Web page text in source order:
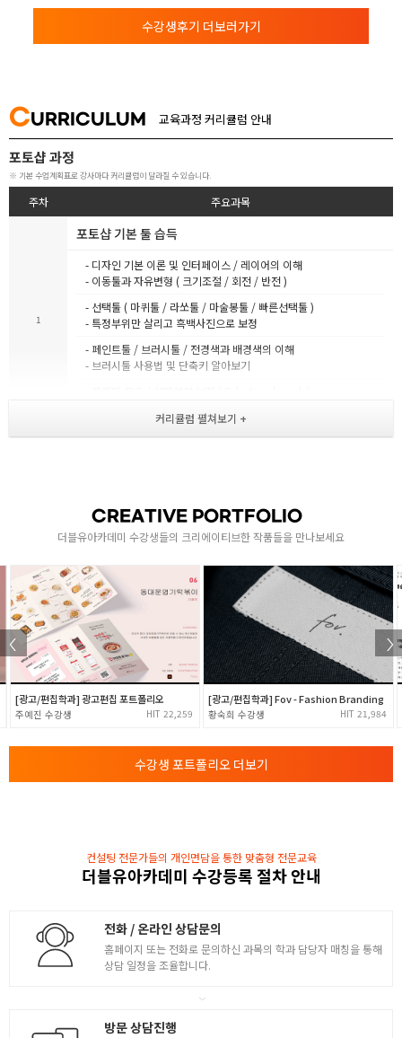
수강생후기 더보러가기
CURRICULUM 교육과정 커리큘럼 안내
포토샵 과정
※ 기본 수업계획표로 강사마다 커리큘럼이 달라질 수 있습니다.
주차 주요과목
1
포토샵 기본 툴 습득
- 디자인 기본 이론 및 인터페이스 / 레이어의 이해
- 이동툴과 자유변형 ( 크기조절 / 회전 / 반전 )
- 선택툴 ( 마퀴툴 / 라쏘툴 / 마술봉툴 / 빠른선택툴 )
- 특정부위만 살리고 흑백사진으로 보정
- 페인트툴 / 브러시툴 / 전경색과 배경색의 이해
- 브러시툴 사용법 및 단축키 알아보기
다양한 툴 기능 습득 및 실습
- 힐링브러시 / 패치툴 / Content Aware Fill
- 펜툴 / 패스(Path)의 이해 / 펜툴 다루기(직선/곡선)
- 셰이프툴 (사각형/둥근사각형/원형/다각형/선형툴)
- 셰이프레이어 이해하기
3
다양한 툴 기능 습득 및 실습
- 클리핑 마스크 / 정확한 작업을 위한 가이드선
- 클리핑 마스크의 이해 및 사용법 익히기
- 보정 메뉴 알아보기 ( Adjustments )
- 보정 레이어 사용하기 ( Layers )
- 색상채널과 알파채널의 이해 및 사용법 익히기
- 채널을 활용하여 ( 구름,머리카락 등 ) 선택영역 잡기
- 레이어 마스크의 이해
- 레이어 스타일로 다양한 효과 / Fill과 Opacity 차이
- Style 패널을 통해 효과저장 & 적용하기
- 타입 패널을 통해 글자 자간/행간/정렬 사용하기
- 필터갤러리 / 갤러리를 통한 다양한 필터효과 이해
- ( 응용활용 ) 이미지 소스를 활용하여 이중노출 합성
CREATIVE PORTFOLIO
더블유아카데미 수강생들의 크리에이티브한 작품들을 만나보세요
[광고/편집학과] Fov - Fashion Branding
황숙희 21,984
[광고/편집학과] 광고편집 포트폴리오
정*아 11,942
수강생 포트폴리오 더보기
컨설팅 전문가들의 개인면담을 통한 맞춤형 전문교육
더블유아카데미 수강등록 절차 안내
전화 / 온라인 상담문의
홈페이지 또는 전화로 문의하신 과목의 학과 담당자 매칭을 통해
상담 일정을 조율합니다.
방문 상담진행